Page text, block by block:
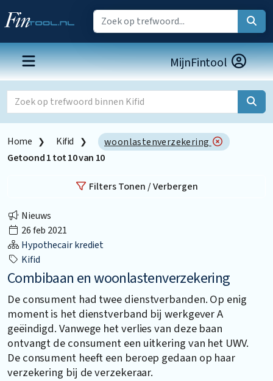
MijnFintool
Home Kifid
woonlastenverzekering
Getoond1tot10van 10
Filters Tonen / Verbergen
Nieuws
26 feb 2021
Hypothecair krediet
Kifid
Combibaan en woonlastenverzekering
De consument had twee dienstverbanden. Op enig
moment is het dienstverband bij werkgever A
geëindigd. Vanwege het verlies van deze baan
ontvangt de consument een uitkering van het UWV.
De consument heeft een beroep gedaan op haar
verzekering bij de verzekeraar.